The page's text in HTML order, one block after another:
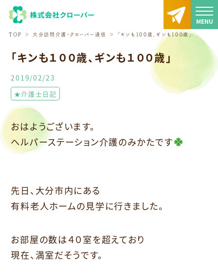
TOP 大分訪問介護・クローバー通信 「キンも１００歳、ギンも１００歳」
「キンも１００歳、ギンも１００歳」
2019/02/23
★介護士日記
おはようございます。
ヘルパーステーション介護のみかたです
先日、大分市内にある
有料老人ホームの見学に行きました。
お部屋の数は４０室を超えており
現在、満室だそうです。